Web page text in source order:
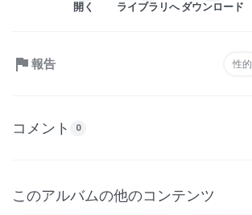
開く ライブラリへ ダウンロード
報告 性的
コメント 0
このアルバムの他のコンテンツ